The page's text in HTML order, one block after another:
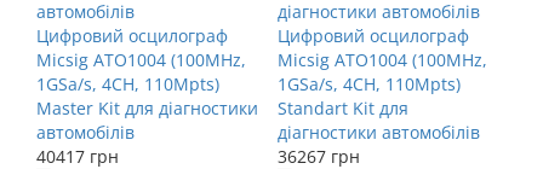
Цифровий осцилограф
Micsig ATO1004 (100MHz,
1GSa/s, 4CH, 110Mpts)
Master Kit для діагностики
автомобілів
40417 грн
Цифровий осцилограф
Micsig ATO1004 (100MHz,
1GSa/s, 4CH, 110Mpts)
Standart Kit для
діагностики автомобілів
36267 грн